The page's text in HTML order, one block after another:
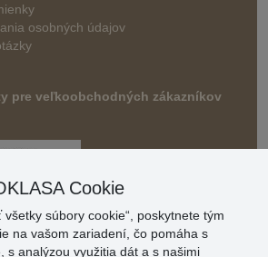
osobných údajov
pre veľkoobchodných zákazníkov
Cookie
všetky súbory cookie“, poskytnete tým
na vašom zariadení, čo pomáha s
s analýzou využitia dát a s našimi